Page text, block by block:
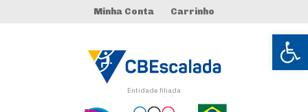
Abrir
Minha Conta Carrinho
Entidade filiada